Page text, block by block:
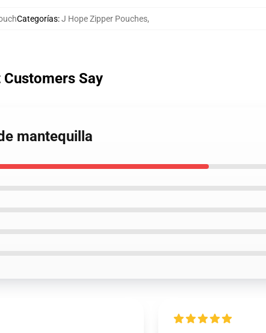
Categorías:J Hope Zipper Pouches,
Customers Say
mantequilla